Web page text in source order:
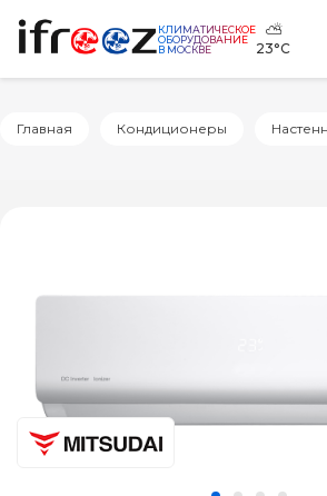
КЛИМАТИЧЕСКОЕ
ОБОРУДОВАНИЕ
В МОСКВЕ
⛅
23°C
Главная Кондиционеры